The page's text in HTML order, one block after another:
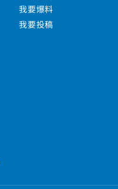
我要爆料
我要投稿